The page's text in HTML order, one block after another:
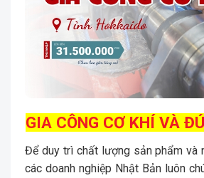
GIA CÔNG CƠ KHÍ VÀ
Để duy trì chất lượng sản phẩm và
các doanh nghiệp Nhật Bản luôn